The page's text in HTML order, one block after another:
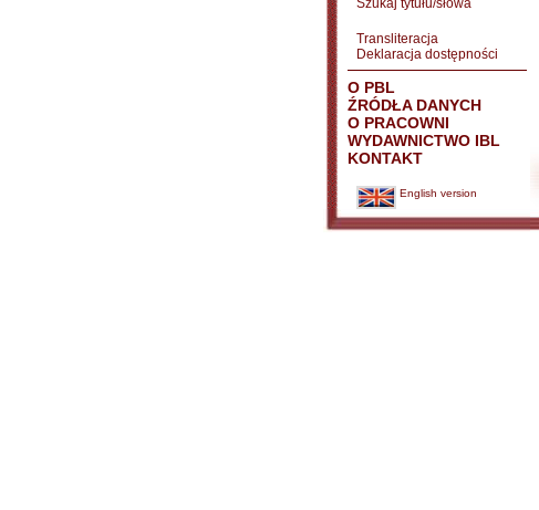
Szukaj tytułu/słowa
Transliteracja
Deklaracja dostępności
O PBL
ŹRÓDŁA DANYCH
O PRACOWNI
WYDAWNICTWO IBL
KONTAKT
English version